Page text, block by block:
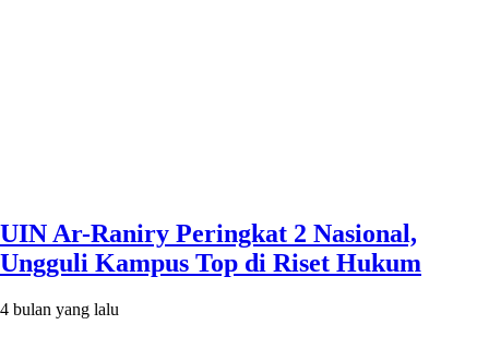
UIN Ar-Raniry Peringkat 2 Nasional,
Ungguli Kampus Top di Riset Hukum
4 bulan yang lalu